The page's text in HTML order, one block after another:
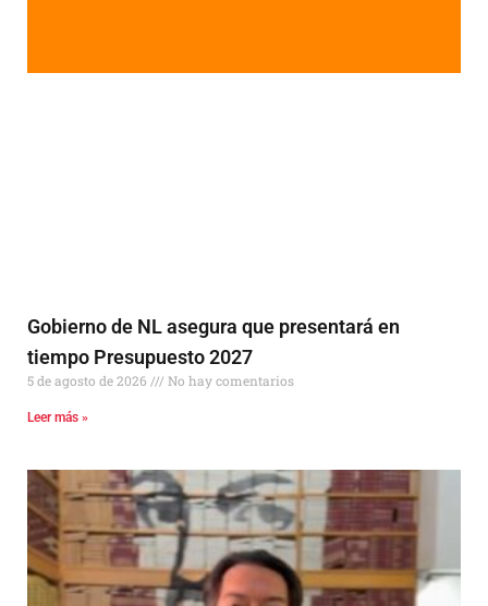
Gobierno de NL asegura que presentará en
tiempo Presupuesto 2027
5 de agosto de 2026 No hay comentarios
Leer más »